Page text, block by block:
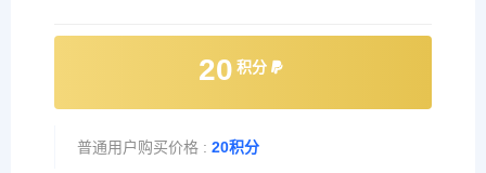
20 积分
普通用户购买价格 : 20积分